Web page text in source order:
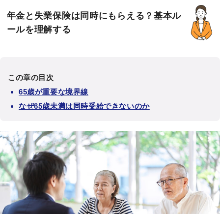
年金と失業保険は同時にもらえる？基本ル
ールを理解する
この章の目次
65歳が重要な境界線
なぜ65歳未満は同時受給できないのか